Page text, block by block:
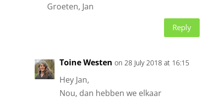
Groeten, Jan
Reply
Toine Westen on 28 July 2018 at 16:15
Hey Jan,
Nou, dan hebben we elkaar